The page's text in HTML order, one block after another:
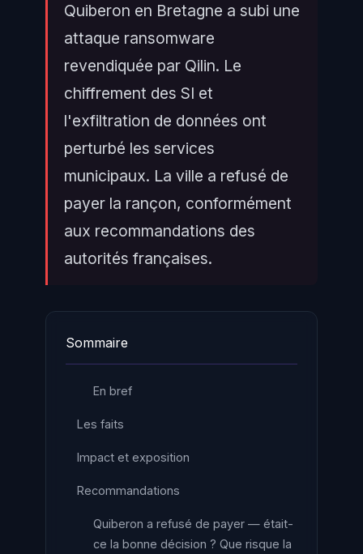
Quiberon en Bretagne a subi une
attaque ransomware
revendiquée par Qilin. Le
chiffrement des SI et
l'exfiltration de données ont
perturbé les services
municipaux. La ville a refusé de
payer la rançon, conformément
aux recommandations des
autorités françaises.
Sommaire
En bref
Les faits
Impact et exposition
Recommandations
Quiberon a refusé de payer — était-
ce la bonne décision ? Que risque la